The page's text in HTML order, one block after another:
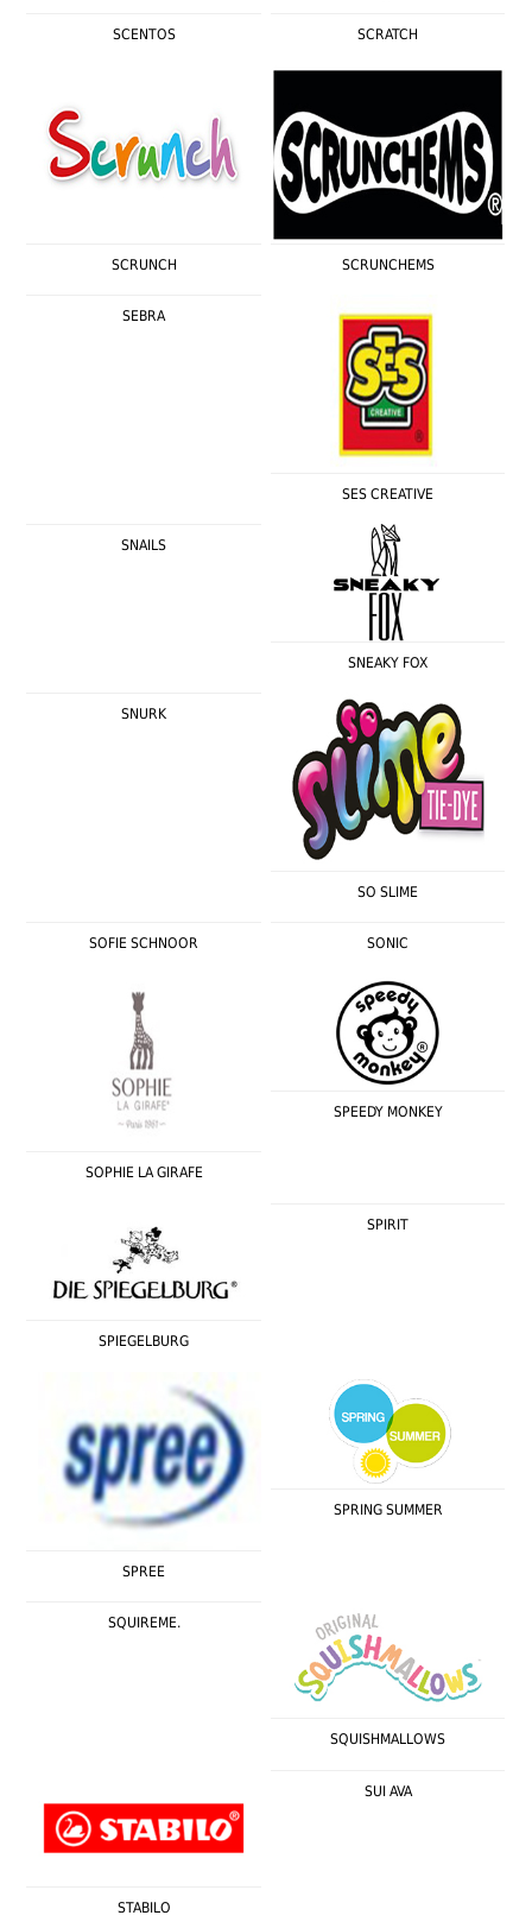
SCENTOS SCRATCH
SCRUNCH SCRUNCHEMS
SEBRA
SES CREATIVE
SNAILS
SNEAKY FOX
SNURK
SO SLIME
SOFIE SCHNOOR SONIC
SOPHIE LA GIRAFE
SPEEDY MONKEY
SPIEGELBURG
SPIRIT
SPREE
SPRING SUMMER
SQUIREME.
SQUISHMALLOWS
STABILO
SUI AVA